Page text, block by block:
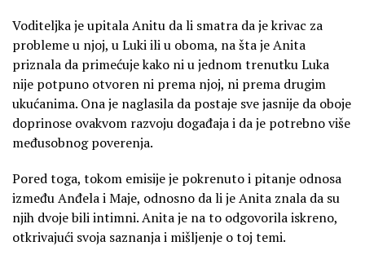
Voditeljka je upitala Anitu da li smatra da je krivac za
probleme u njoj, u Luki ili u oboma, na šta je Anita
priznala da primećuje kako ni u jednom trenutku Luka
nije potpuno otvoren ni prema njoj, ni prema drugim
ukućanima. Ona je naglasila da postaje sve jasnije da oboje
doprinose ovakvom razvoju događaja i da je potrebno više
međusobnog poverenja.
Pored toga, tokom emisije je pokrenuto i pitanje odnosa
između Anđela i Maje, odnosno da li je Anita znala da su
njih dvoje bili intimni. Anita je na to odgovorila iskreno,
otkrivajući svoja saznanja i mišljenje o toj temi.